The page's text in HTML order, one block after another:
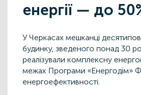
енергії — до
У Черкасах мешканці
будинку, зведеного понад 30
реалізували комплексну
межах Програми «Енергодім»
енергоефективності.